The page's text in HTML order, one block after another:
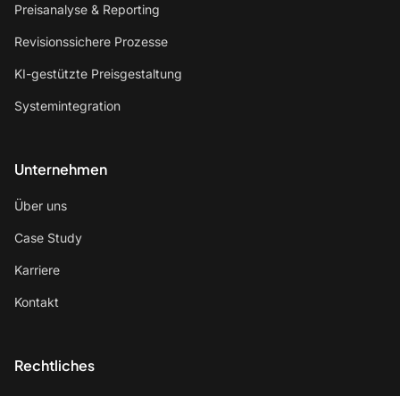
Preisanalyse & Reporting
Revisionssichere Prozesse
KI-gestützte Preisgestaltung
Systemintegration
Unternehmen
Über uns
Case Study
Karriere
Kontakt
Rechtliches